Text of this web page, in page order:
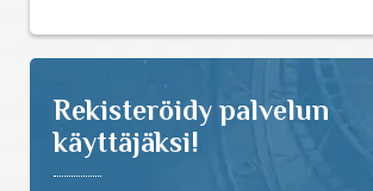
Rekisteröidy palvelun
käyttäjäksi!